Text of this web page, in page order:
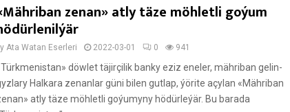
zenan» atly täze möhletli goýum
Ata Watan Eserleri 2022-03-01 0 941
döwlet täjirçilik banky eziz eneler, mähriban gelin-
Halkara zenanlar güni bilen gutlap, ýörite açylan «Mähriban
atly täze möhletli goýumyny hödürleýär. Bu barada